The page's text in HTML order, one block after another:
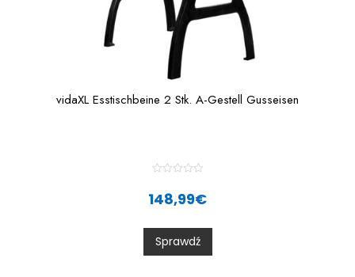
vidaXL Esstischbeine 2 Stk. A-Gestell Gusseisen
0
o
u
t
148,99€
Sprawdź